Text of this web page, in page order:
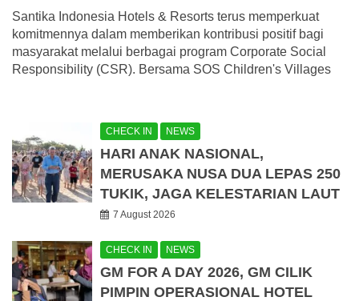
Santika Indonesia Hotels & Resorts terus memperkuat
komitmennya dalam memberikan kontribusi positif bagi
masyarakat melalui berbagai program Corporate Social
Responsibility (CSR). Bersama SOS Children's Villages
CHECK IN NEWS
HARI ANAK NASIONAL,
MERUSAKA NUSA DUA LEPAS 250
TUKIK, JAGA KELESTARIAN LAUT
7 August 2026
CHECK IN NEWS
GM FOR A DAY 2026, GM CILIK
PIMPIN OPERASIONAL HOTEL